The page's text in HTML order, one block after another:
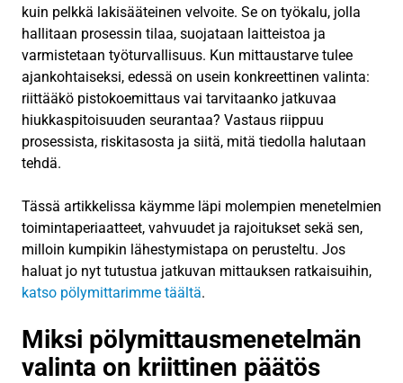
kuin pelkkä lakisääteinen velvoite. Se on työkalu, jolla
hallitaan prosessin tilaa, suojataan laitteistoa ja
varmistetaan työturvallisuus. Kun mittaustarve tulee
ajankohtaiseksi, edessä on usein konkreettinen valinta:
riittääkö pistokoemittaus vai tarvitaanko jatkuvaa
hiukkaspitoisuuden seurantaa? Vastaus riippuu
prosessista, riskitasosta ja siitä, mitä tiedolla halutaan
tehdä.
Tässä artikkelissa käymme läpi molempien menetelmien
toimintaperiaatteet, vahvuudet ja rajoitukset sekä sen,
milloin kumpikin lähestymistapa on perusteltu. Jos
haluat jo nyt tutustua jatkuvan mittauksen ratkaisuihin,
katso pölymittarimme täältä.
Miksi pölymittausmenetelmän
valinta on kriittinen päätös